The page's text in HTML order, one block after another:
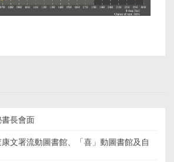
長會面
文署流動圖書館、「喜」動圖書館及自